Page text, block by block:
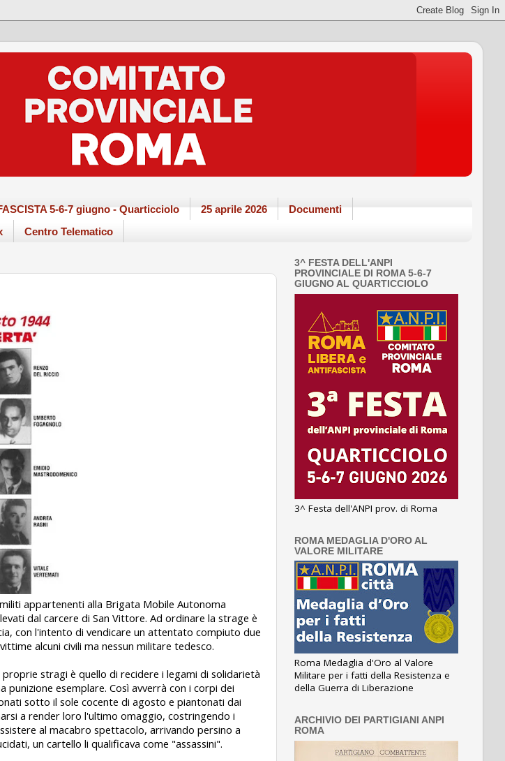
5-6-7 giugno - Quarticciolo 25 aprile 2026
Documenti
Centro Telematico
appartenenti alla Brigata Mobile Autonoma
dal carcere di San Vittore. Ad ordinare la strage è
con l'intento di vendicare un attentato compiuto due
alcuni civili ma nessun militare tedesco.
stragi è quello di recidere i legami di solidarietà
esemplare. Così avverrà con i corpi dei
sotto il sole cocente di agosto e piantonati dai
a render loro l'ultimo omaggio, costringendo i
al macabro spettacolo, arrivando persino a
un cartello li qualificava come "assassini".
3^ FESTA DELL'ANPI
PROVINCIALE DI ROMA 5-6-7
GIUGNO AL QUARTICCIOLO
3^ Festa dell'ANPI prov. di Roma
ROMA MEDAGLIA D'ORO AL
VALORE MILITARE
Roma Medaglia d'Oro al Valore
Militare per i fatti della Resistenza e
della Guerra di Liberazione
ARCHIVIO DEI PARTIGIANI ANPI
ROMA